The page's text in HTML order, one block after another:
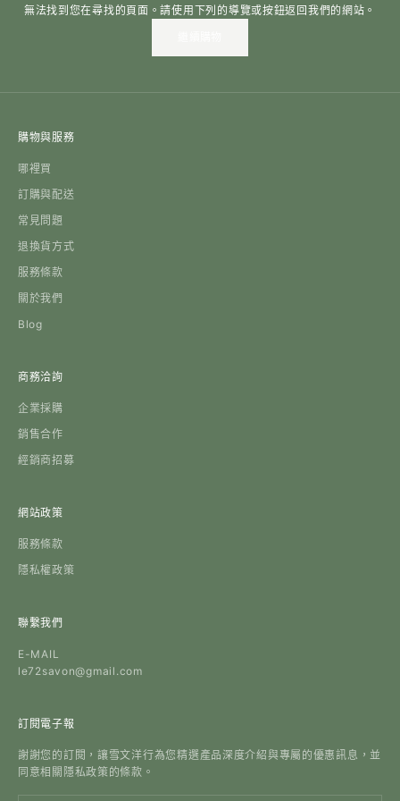
無法找到您在尋找的頁面。請使用下列的導覽或按鈕返回我們的網站。
購物與服務
哪裡買
訂購與配送
常見問題
退換貨方式
服務條款
關於我們
Blog
商務洽詢
企業採購
銷售合作
經銷商招募
網站政策
服務條款
隱私權政策
聯繫我們
E-MAIL
le72savon@gmail.com
訂閱電子報
謝謝您的訂閱，讓雪文洋行為您精選產品深度介紹與專屬的優惠訊息，並
同意相關隱私政策的條款。